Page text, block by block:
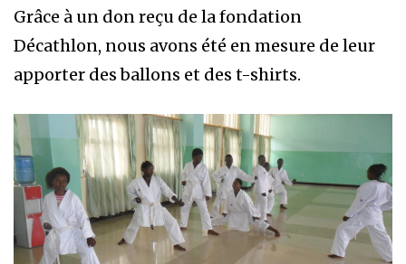
Grâce à un don reçu de la fondation
Décathlon, nous avons été en mesure de leur
apporter des ballons et des t-shirts.